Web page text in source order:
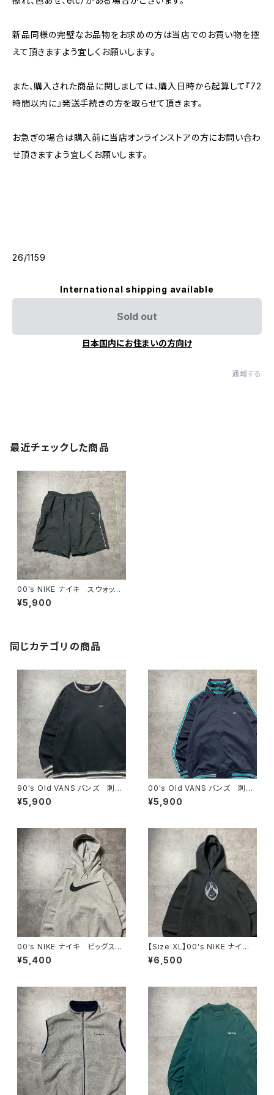
新品同様の完璧なお品物をお求めの方は当店でのお買い物を控
えて頂きますよう宜しくお願いします。
また、購入された商品に関しましては、購入日時から起算して『72
時間以内に』発送手続きの方を取らせて頂きます。
お急ぎの場合は購入前に当店オンラインストアの方にお問い合わ
せ頂きますよう宜しくお願いします。
26/1159
International shipping available
Sold out
日本国内にお住まいの方向け
通報する
最近チェックした商品
00's NIKE ナイキ スウォッシ
ュ 刺繍ロゴ ダークグレー
ナイロンショーツ スウィムパン
¥5,900
同じカテゴリの商品
90's Old VANS バンズ 刺繍
ワンポイント ラインリブ ヘビ
ーオンス ブラック 黒 スウェ
¥5,900
00's Old VANS バンズ 刺繍
ワンポイント ラインリブ ネイ
ビー ジャージ トラックジャケ
¥5,900
00's NIKE ナイキ ビッグスウ
ォッシュ プリント グレー ス
ウェット パーカー フーディ
¥5,400
【Size:XL】00's NIKE ナイ
キ スウォッシュセンター刺繍×
ワッペン ブラック 黒 スウェ
¥6,500